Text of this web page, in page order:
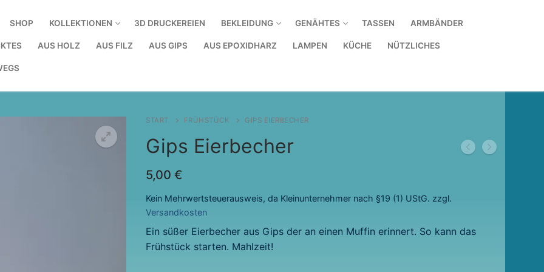
SHOP KOLLEKTIONEN 3D DRUCKEREIEN BEKLEIDUNG GENÄHTES TASSEN ARMBÄNDER
AUS HOLZ AUS FILZ AUS GIPS AUS EPOXIDHARZ LAMPEN KÜCHE NÜTZLICHES
START FRÜHSTÜCK GIPS EIERBECHER
Gips Eierbecher
5,00 €
Kein Mehrwertsteuerausweis, da Kleinunternehmer nach §19 (1) UStG. zzgl.
Versandkosten
Ein süßer Eierbecher aus Gips der an einen Muffin erinnert. So kann das
Frühstück starten. Mahlzeit!